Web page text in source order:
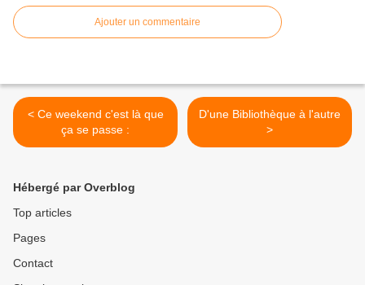
Ajouter un commentaire
< Ce weekend c'est là que
ça se passe :
D'une Bibliothèque à l'autre
>
Hébergé par Overblog
Top articles
Pages
Contact